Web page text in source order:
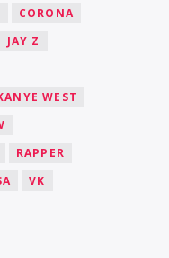
CORONA
JAY Z
WEST
RAPPER
VK